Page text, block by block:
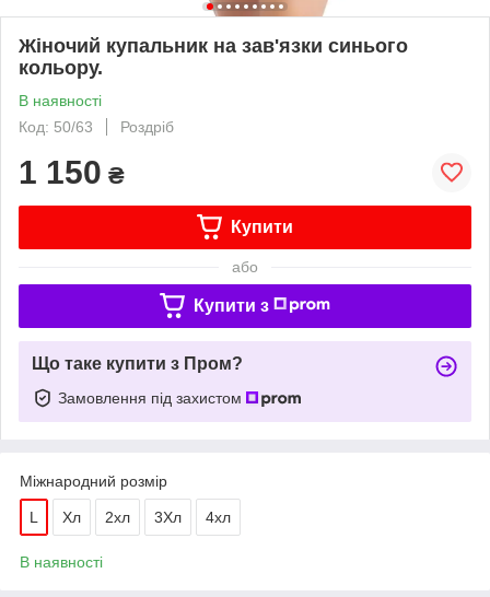
Жіночий купальник на зав'язки синього
кольору.
В наявності
Код: 50/63
Роздріб
1 150 ₴
Купити
або
Купити з
Що таке купити з Пром?
Замовлення під захистом
Міжнародний розмір
L Хл 2хл 3Хл 4хл
В наявності